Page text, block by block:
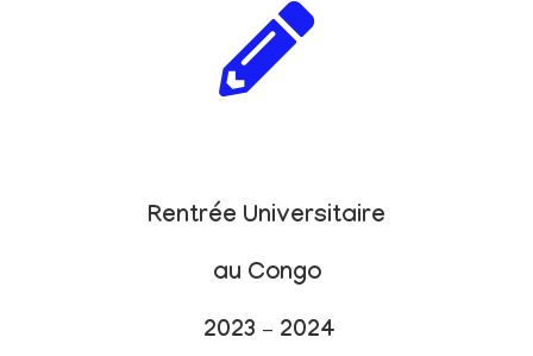
Rentrée Universitaire
au Congo
2023 – 2024